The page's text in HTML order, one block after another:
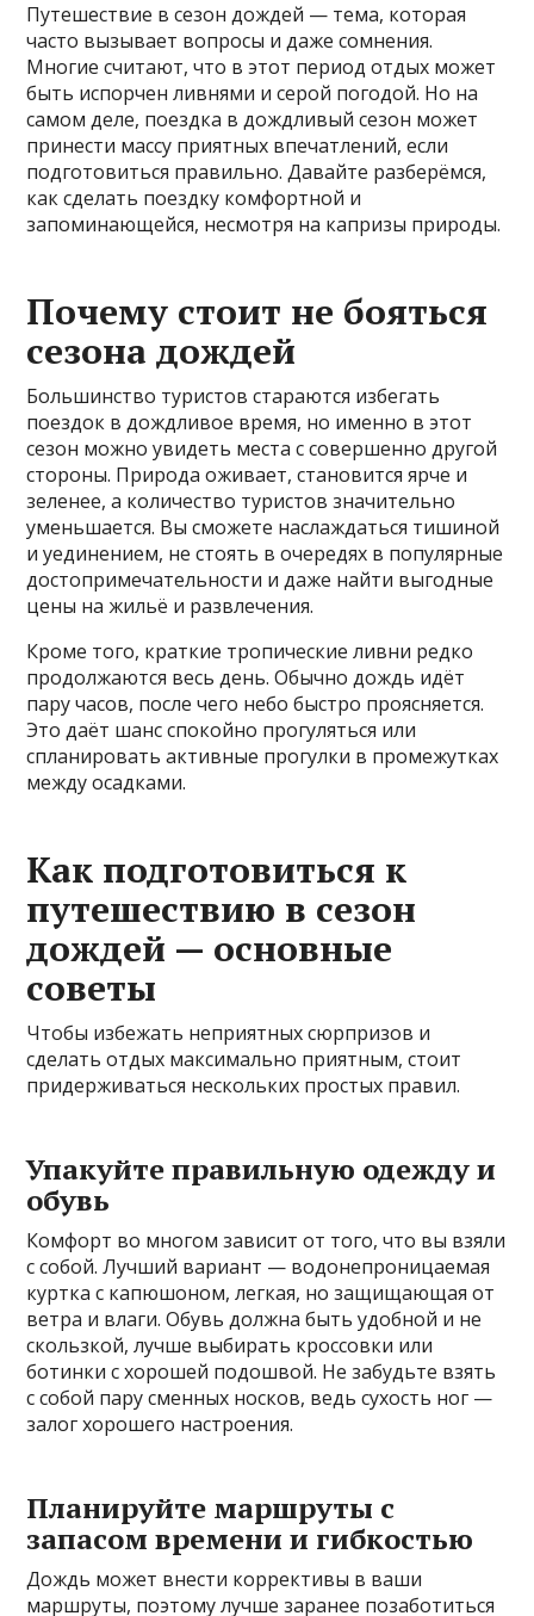
Путешествие в сезон дождей — тема, которая
часто вызывает вопросы и даже сомнения.
Многие считают, что в этот период отдых может
быть испорчен ливнями и серой погодой. Но на
самом деле, поездка в дождливый сезон может
принести массу приятных впечатлений, если
подготовиться правильно. Давайте разберёмся,
как сделать поездку комфортной и
запоминающейся, несмотря на капризы природы.
Почему стоит не бояться
сезона дождей
Большинство туристов стараются избегать
поездок в дождливое время, но именно в этот
сезон можно увидеть места с совершенно другой
стороны. Природа оживает, становится ярче и
зеленее, а количество туристов значительно
уменьшается. Вы сможете наслаждаться тишиной
и уединением, не стоять в очередях в популярные
достопримечательности и даже найти выгодные
цены на жильё и развлечения.
Кроме того, краткие тропические ливни редко
продолжаются весь день. Обычно дождь идёт
пару часов, после чего небо быстро проясняется.
Это даёт шанс спокойно прогуляться или
спланировать активные прогулки в промежутках
между осадками.
Как подготовиться к
путешествию в сезон
дождей — основные
советы
Чтобы избежать неприятных сюрпризов и
сделать отдых максимально приятным, стоит
придерживаться нескольких простых правил.
Упакуйте правильную одежду и
обувь
Комфорт во многом зависит от того, что вы взяли
с собой. Лучший вариант — водонепроницаемая
куртка с капюшоном, легкая, но защищающая от
ветра и влаги. Обувь должна быть удобной и не
скользкой, лучше выбирать кроссовки или
ботинки с хорошей подошвой. Не забудьте взять
с собой пару сменных носков, ведь сухость ног —
залог хорошего настроения.
Планируйте маршруты с
запасом времени и гибкостью
Дождь может внести коррективы в ваши
маршруты, поэтому лучше заранее позаботиться